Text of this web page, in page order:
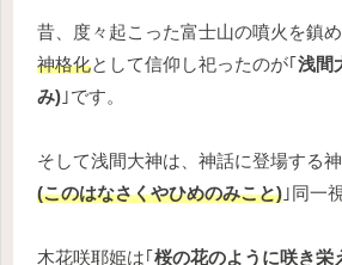
昔、度々起こった富士山の噴火を鎮め
神格化として信仰し祀ったのが｢浅間
み) ｣です。
そして浅間大神は、神話に登場する
(このはなさくやひめのみこと) ｣同一
木花咲耶姫は｢桜の花のように咲き栄